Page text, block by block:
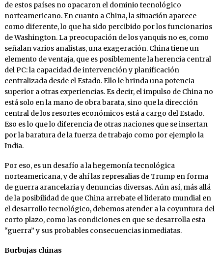
de estos países no opacaron el dominio tecnológico
norteamericano. En cuanto a China, la situación aparece
como diferente, lo que ha sido percibido por los funcionarios
de Washington. La preocupación de los yanquis no es, como
señalan varios analistas, una exageración. China tiene un
elemento de ventaja, que es posiblemente la herencia central
del PC: la capacidad de intervención y planificación
centralizada desde el Estado. Ello le brinda una potencia
superior a otras experiencias. Es decir, el impulso de China no
está solo en la mano de obra barata, sino que la dirección
central de los resortes económicos está a cargo del Estado.
Eso es lo que lo diferencia de otras naciones que se insertan
por la baratura de la fuerza de trabajo como por ejemplo la
India.
Por eso, es un desafío a la hegemonía tecnológica
norteamericana, y de ahí las represalias de Trump en forma
de guerra arancelaria y denuncias diversas. Aún así, más allá
de la posibilidad de que China arrebate el liderato mundial en
el desarrollo tecnológico, debemos atender a la coyuntura del
corto plazo, como las condiciones en que se desarrolla esta
“guerra” y sus probables consecuencias inmediatas.
Burbujas chinas